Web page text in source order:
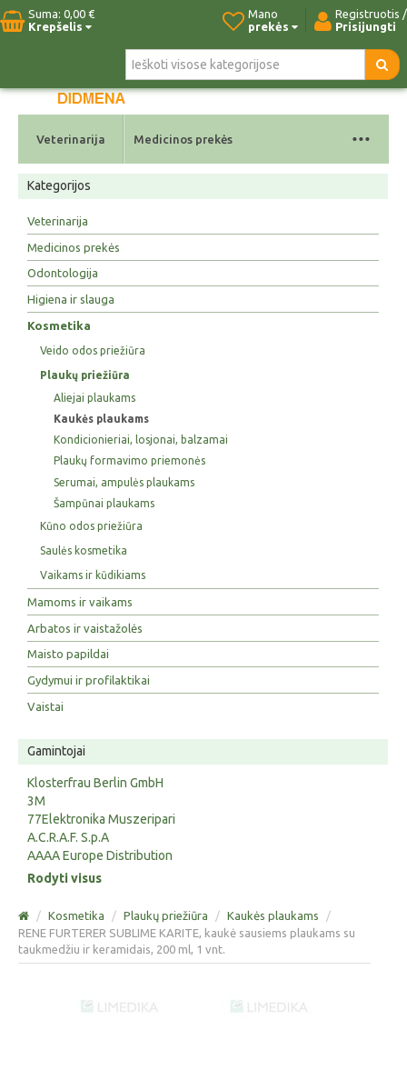
Suma: 0,00 €
Krepšelis
Registruotis /
Prisijungti
Mano
prekės
Pradžia Naujos prekės Kontaktai
Veterinarija Medicinos prekės ...
Kategorijos
Veterinarija
Medicinos prekės
Odontologija
Higiena ir slauga
Kosmetika
Veido odos priežiūra
Plaukų priežiūra
Aliejai plaukams
Kaukės plaukams
Kondicionieriai, losjonai, balzamai
Plaukų formavimo priemonės
Serumai, ampulės plaukams
Šampūnai plaukams
Kūno odos priežiūra
Saulės kosmetika
Vaikams ir kūdikiams
Mamoms ir vaikams
Arbatos ir vaistažolės
Maisto papildai
Gydymui ir profilaktikai
Vaistai
Gamintojai
Klosterfrau Berlin GmbH
3M
77Elektronika Muszeripari
A.C.R.A.F. S.p.A
AAAA Europe Distribution
Rodyti visus
/ Kosmetika / Plaukų priežiūra / Kaukės plaukams
/
RENE FURTERER SUBLIME KARITE, kaukė sausiems plaukams su
taukmedžiu ir keramidais, 200 ml, 1 vnt.